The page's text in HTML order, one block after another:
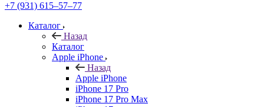
+7 (931) 615‒57‒77
Каталог
Назад
Каталог
Apple iPhone
Назад
Apple iPhone
iPhone 17 Pro
iPhone 17 Pro Max